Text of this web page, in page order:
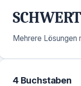
Mehrere Lösungen
4 Buchstaben